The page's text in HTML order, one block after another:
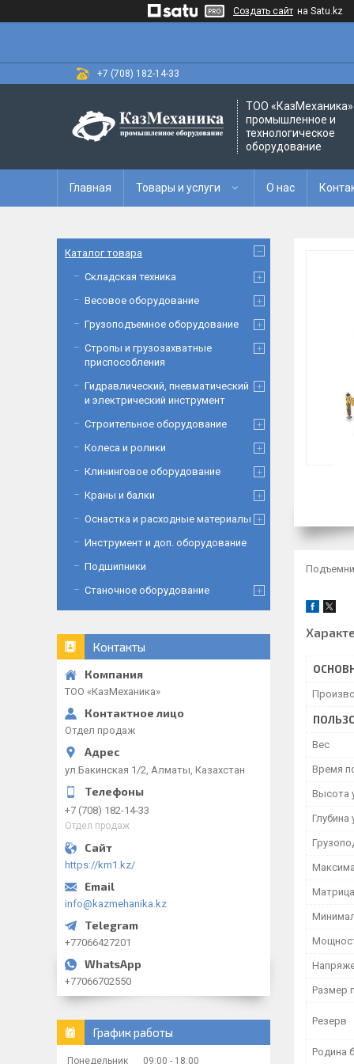
Создать сайт на Satu.kz
+7 (708) 182-14-33
ТОО «‎КазМеханика»
промышленное и
технологическое
оборудование
Главная Товары и услуги О нас
Вес
Время
Высота
Глубина
Размер
Резерв
Родина
Каталог товара
Складская техника
Весовое оборудование
Грузоподъемное оборудование
Стропы и грузозахватные
приспособления
Гидравлический, пневматический
и электрический инструмент
Строительное оборудование
Колеса и ролики
Клининговое оборудование
Краны и балки
Оснастка и расходные материалы
Инструмент и доп. оборудование
Подшипники
Станочное оборудование
Контакты
ТОО «‎КазМеханика»
Отдел продаж
ул.Бакинская 1/2, Алматы, Казахстан
+7 (708) 182-14-33
Отдел продаж
https://km1.kz/
info@kazmehanika.kz
+77066427201
+77066702550
График работы
Понедельник 09:00 18:00